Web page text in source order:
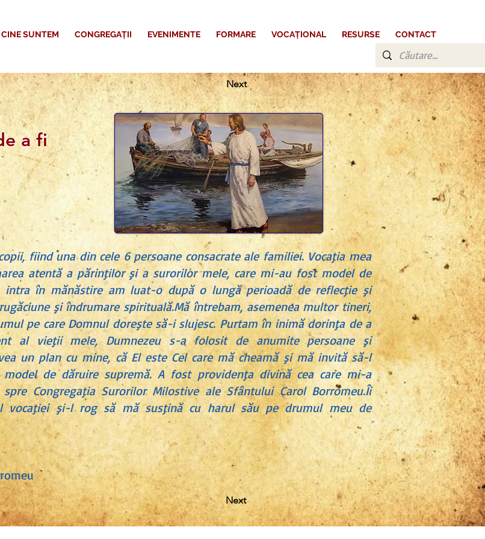
CINE SUNTEM CONGREGAȚII EVENIMENTE FORMARE VOCAȚIONAL RESURSE CONTACT
a fi
Next
fiind una din cele 6 persoane consacrate ale familiei. Vocaţia mea
atentă a părinţilor şi a surorilor mele, care mi-au fost model de
intra în mănăstire am luat-o după o lungă perioadă de reflecţie şi
şi îndrumare spirituală.Mă întrebam, asemenea multor tineri,
pe care Domnul doreşte să-i slujesc. Purtam în inimă dorinţa de a
al vieţii mele, Dumnezeu s-a folosit de anumite persoane şi
un plan cu mine, că El este Cel care mă cheamă şi mă invită să-l
de dăruire supremă. A fost providenţa divină cea care mi-a
Congregaţia Surorilor Milostive ale Sfântului Carol Borromeu.Îi
vocaţiei şi-l rog să mă susţină cu harul său pe drumul meu de
Next